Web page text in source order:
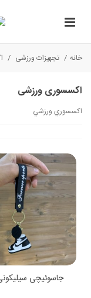
خانه / تجهیزات ورزشی /
اکسسوری ورزشی
اكسسوري ورزشي
جاسوئیچی